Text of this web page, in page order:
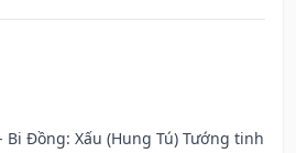
Bi Đồng: Xấu (Hung Tú) Tướng tinh